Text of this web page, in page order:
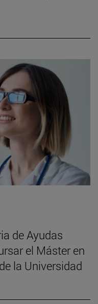
de Ayudas
el Máster en
la Universidad